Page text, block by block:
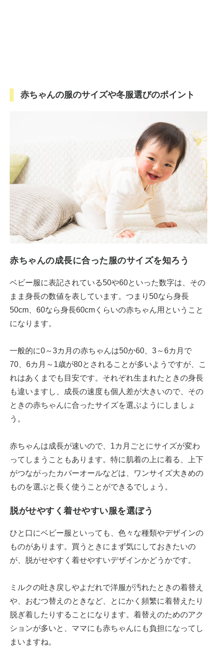
赤ちゃんの服のサイズや冬服選びのポイント
赤ちゃんの成長に合った服のサイズを知ろう
ベビー服に表記されている50や60といった数字は、その
まま身長の数値を表しています。つまり50なら身長
50cm、60なら身長60cmくらいの赤ちゃん用ということ
になります。
一般的に0～3カ月の赤ちゃんは50か60、3～6カ月で
70、6カ月～1歳が80とされることが多いようですが、こ
れはあくまでも目安です。それぞれ生まれたときの身長
も違いますし、成長の速度も個人差が大きいので、その
ときの赤ちゃんに合ったサイズを選ぶようにしましょ
う。
赤ちゃんは成長が速いので、1カ月ごとにサイズが変わ
ってしまうこともあります。特に肌着の上に着る、上下
がつながったカバーオールなどは、ワンサイズ大きめの
ものを選ぶと長く使うことができるでしょう。
脱がせやすく着せやすい服を選ぼう
ひと口にベビー服といっても、色々な種類やデザインの
ものがあります。買うときにまず気にしておきたいの
が、脱がせやすく着せやすいデザインかどうかです。
ミルクの吐き戻しやよだれで洋服が汚れたときの着替え
や、おむつ替えのときなど、とにかく頻繁に着替えたり
脱ぎ着したりすることになります。着替えのためのアク
ションが多いと、ママにも赤ちゃんにも負担になってし
まいますね。